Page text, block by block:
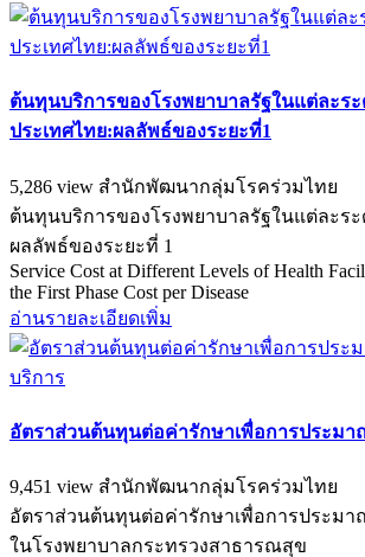
ต้นทุนบริการของโรงพยาบาลรัฐในแต่ละร
ประเทศไทย:ผลลัพธ์ของระยะที่1
5,286 view สำนักพัฒนากลุ่มโรคร่วมไทย
ต้นทุนบริการของโรงพยาบาลรัฐในแต่ละระ
ผลลัพธ์ของระยะที่ 1
Service Cost at Different Levels of Health
the First Phase Cost per Disease
อ่านรายละเอียดเพิ่ม
อัตราส่วนต้นทุนต่อค่ารักษาเพื่อการประม
9,451 view สำนักพัฒนากลุ่มโรคร่วมไทย
อัตราส่วนต้นทุนต่อค่ารักษาเพื่อการประม
ในโรงพยาบาลกระทรวงสาธารณสุข